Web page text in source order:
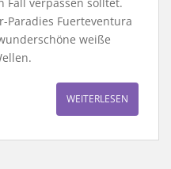
Fall verpassen solltet.
Paradies Fuerteventura
weiße
WEITERLESEN